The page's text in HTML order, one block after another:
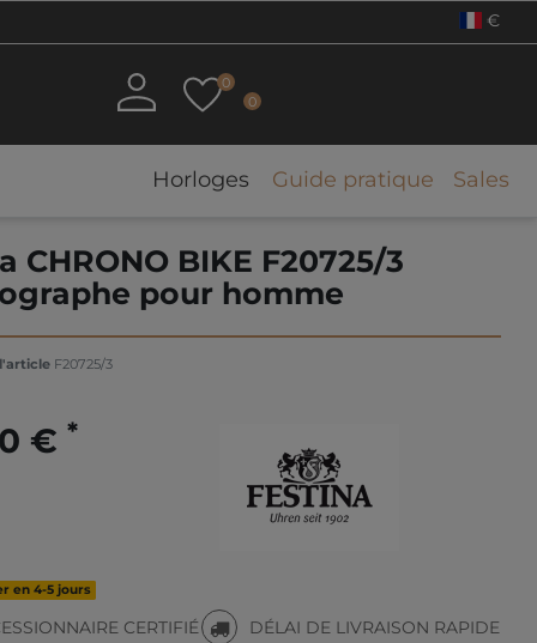
€
0
0
Horloges Guide pratique Sales
CHRONO BIKE F20725/3
pour homme
F20725/3
€ *
en 4-5 jours
CERTIFIÉ DÉLAI DE LIVRAISON RAPIDE